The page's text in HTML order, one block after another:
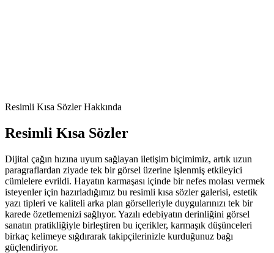
Resimli Kısa SözlerHakkında
Resimli Kısa Sözler
Dijital çağın hızına uyum sağlayan iletişim biçimimiz, artık uzun
paragraflardan ziyade tek bir görsel üzerine işlenmiş etkileyici
cümlelere evrildi. Hayatın karmaşası içinde bir nefes molası vermek
isteyenler için hazırladığımız bu resimli kısa sözler galerisi, estetik
yazı tipleri ve kaliteli arka plan görselleriyle duygularınızı tek bir
karede özetlemenizi sağlıyor. Yazılı edebiyatın derinliğini görsel
sanatın pratikliğiyle birleştiren bu içerikler, karmaşık düşünceleri
birkaç kelimeye sığdırarak takipçilerinizle kurduğunuz bağı
güçlendiriyor.